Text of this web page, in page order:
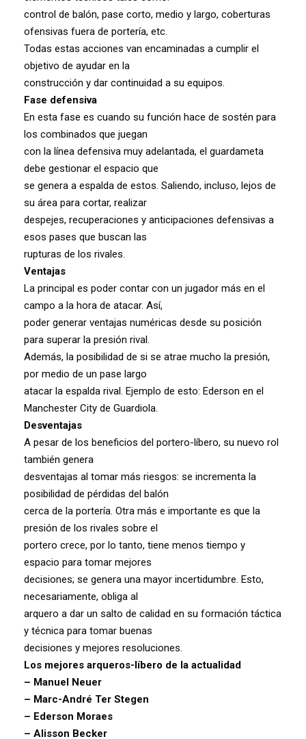
control de balón, pase corto, medio y largo, coberturas
ofensivas fuera de portería, etc.
Todas estas acciones van encaminadas a cumplir el
objetivo de ayudar en la
construcción y dar continuidad a su equipos.
Fase defensiva
En esta fase es cuando su función hace de sostén para
los combinados que juegan
con la línea defensiva muy adelantada, el guardameta
debe gestionar el espacio que
se genera a espalda de estos. Saliendo, incluso, lejos de
su área para cortar, realizar
despejes, recuperaciones y anticipaciones defensivas a
esos pases que buscan las
rupturas de los rivales.
Ventajas
La principal es poder contar con un jugador más en el
campo a la hora de atacar. Así,
poder generar ventajas numéricas desde su posición
para superar la presión rival.
Además, la posibilidad de si se atrae mucho la presión,
por medio de un pase largo
atacar la espalda rival. Ejemplo de esto: Ederson en el
Manchester City de Guardiola.
Desventajas
A pesar de los beneficios del portero-líbero, su nuevo rol
también genera
desventajas al tomar más riesgos: se incrementa la
posibilidad de pérdidas del balón
cerca de la portería. Otra más e importante es que la
presión de los rivales sobre el
portero crece, por lo tanto, tiene menos tiempo y
espacio para tomar mejores
decisiones; se genera una mayor incertidumbre. Esto,
necesariamente, obliga al
arquero a dar un salto de calidad en su formación táctica
y técnica para tomar buenas
decisiones y mejores resoluciones.
Los mejores arqueros-líbero de la actualidad
– Manuel Neuer
– Marc-André Ter Stegen
– Ederson Moraes
– Alisson Becker